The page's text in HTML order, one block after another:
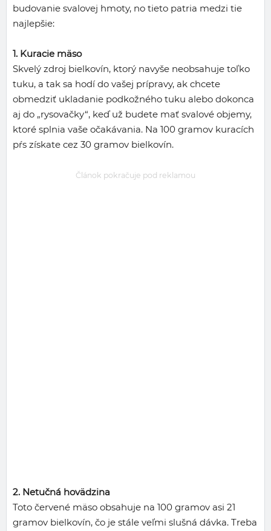
budovanie svalovej hmoty, no tieto patria medzi tie
najlepšie:
1. Kuracie mäso
Skvelý zdroj bielkovín, ktorý navyše neobsahuje toľko
tuku, a tak sa hodí do vašej prípravy, ak chcete
obmedziť ukladanie podkožného tuku alebo dokonca
aj do „rysovačky“, keď už budete mať svalové objemy,
ktoré splnia vaše očakávania. Na 100 gramov kuracích
pŕs získate cez 30 gramov bielkovín.
Článok pokračuje pod reklamou
2. Netučná hovädzina
Toto červené mäso obsahuje na 100 gramov asi 21
gramov bielkovín, čo je stále veľmi slušná dávka. Treba